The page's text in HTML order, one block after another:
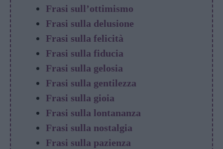
Frasi sull’ottimismo
Frasi sulla delusione
Frasi sulla felicità
Frasi sulla fiducia
Frasi sulla gelosia
Frasi sulla gentilezza
Frasi sulla gioia
Frasi sulla lontananza
Frasi sulla nostalgia
Frasi sulla pazienza